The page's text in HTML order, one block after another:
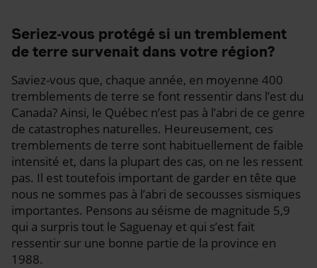
Seriez-vous protégé si un tremblement
de terre survenait dans votre région?
Saviez-vous que, chaque année, en moyenne 400
tremblements de terre se font ressentir dans l’est du
Canada? Ainsi, le Québec n’est pas à l’abri de ce genre
de catastrophes naturelles. Heureusement, ces
tremblements de terre sont habituellement de faible
intensité et, dans la plupart des cas, on ne les ressent
pas. Il est toutefois important de garder en tête que
nous ne sommes pas à l’abri de secousses sismiques
importantes. Pensons au séisme de magnitude 5,9
qui a surpris tout le Saguenay et qui s’est fait
ressentir sur une bonne partie de la province en
1988.